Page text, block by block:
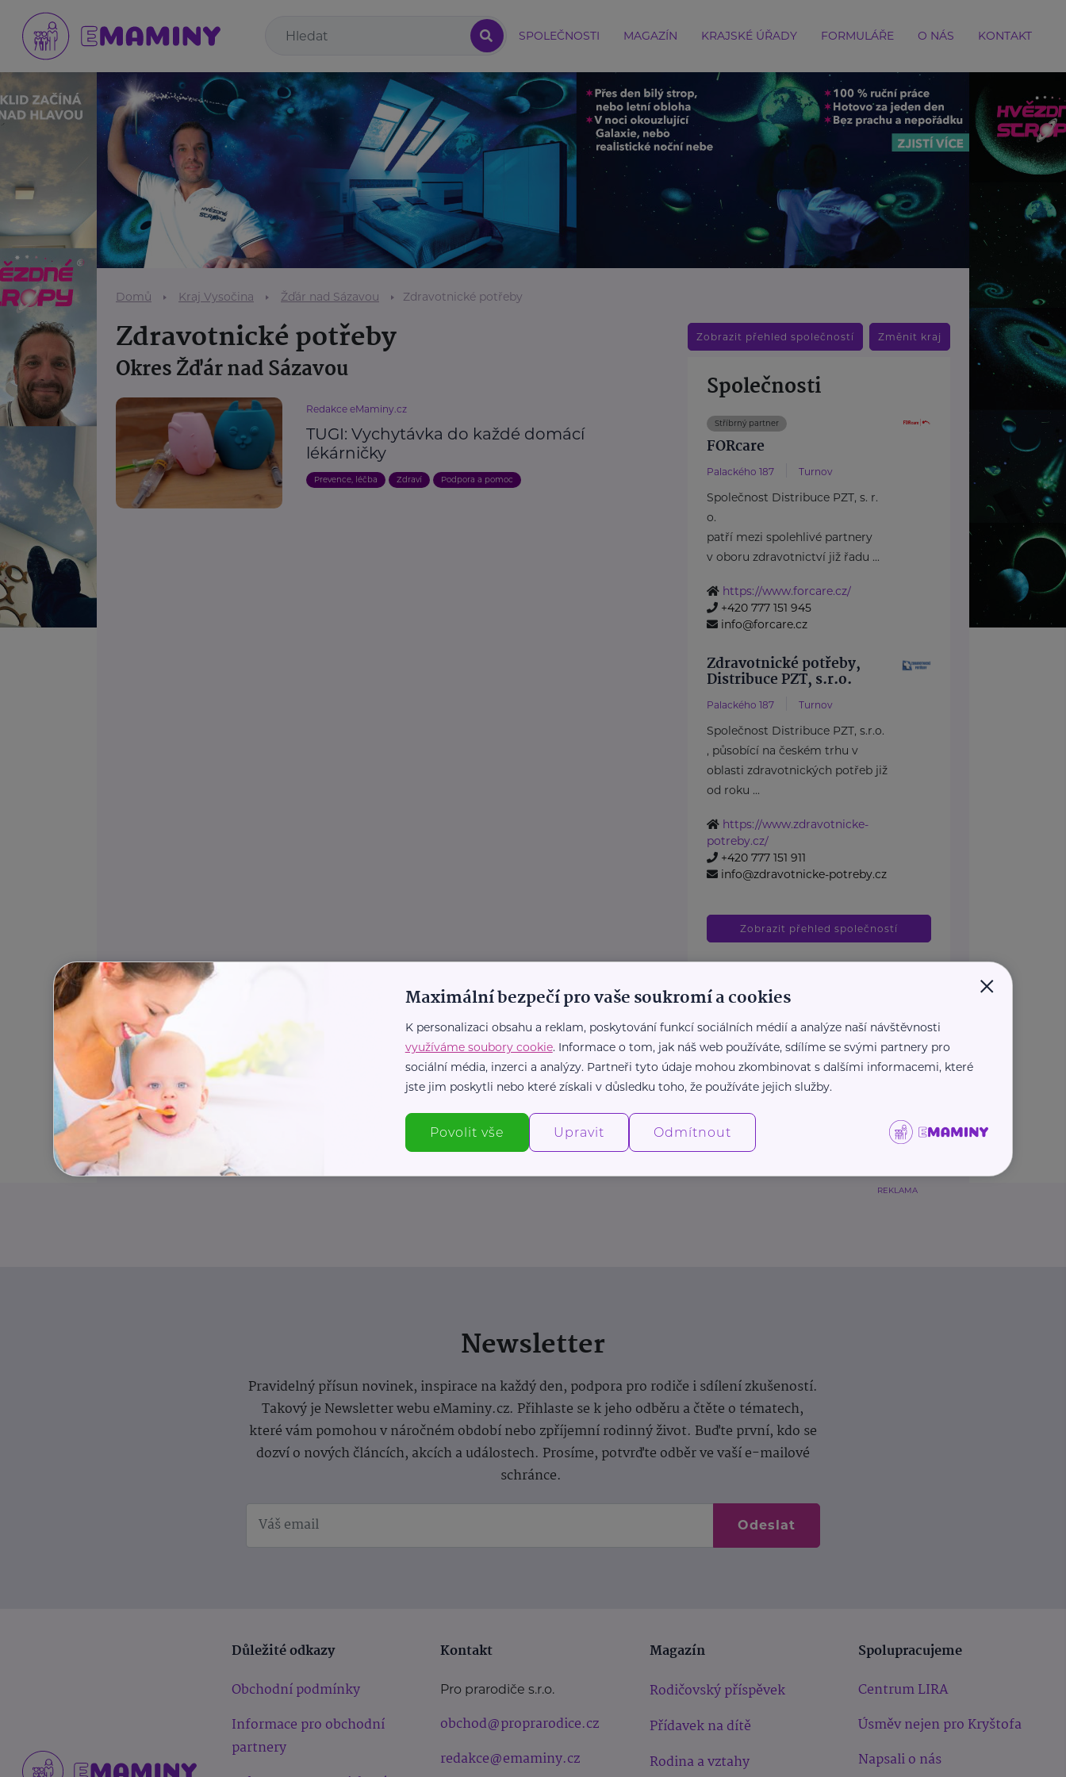
SPOLEČNOSTI MAGAZÍN KRAJSKÉ ÚŘADY FORMULÁŘE O NÁS KONTAKT
Domů Kraj Vysočina Žďár nad Sázavou Zdravotnické potřeby
Zdravotnické potřeby
Okres Žďár nad Sázavou
Redakce eMaminy.cz
TUGI: Vychytávka do každé domácí
lékárničky
Prevence, léčba Zdraví Podpora a pomoc
Zobrazit přehled společností Změnit kraj
Společnosti
Stříbrný partner
FORcare
Palackého 187 Turnov
Společnost Distribuce PZT, s. r.
o.
patří mezi spolehlivé partnery
v oboru zdravotnictví již řadu ...
https://www.forcare.cz/
+420 777 151 945
info@forcare.cz
Zdravotnické potřeby,
Distribuce PZT, s.r.o.
Palackého 187 Turnov
Společnost Distribuce PZT, s.r.o.
, působící na českém trhu v
oblasti zdravotnických potřeb již
od roku ...
https://www.zdravotnicke-
potreby.cz/
+420 777 151 911
info@zdravotnicke-potreby.cz
Zobrazit přehled společností
REKLAMA
Newsletter
Pravidelný přísun novinek, inspirace na každý den, podpora pro rodiče i sdílení zkušeností.
Takový je Newsletter webu eMaminy.cz. Přihlaste se k jeho odběru a čtěte o tématech,
které vám pomohou v náročném období nebo zpříjemní rodinný život. Buďte první, kdo se
dozví o nových článcích, akcích a událostech. Prosíme, potvrďte odběr ve vaší e-mailové
schránce.
Odeslat
Důležité odkazy
Obchodní podmínky
Informace pro obchodní
partnery
Kontakt
Pro prarodiče s.r.o.
obchod@proprarodice.cz
redakce@emaminy.cz
Magazín
Rodičovský příspěvek
Přídavek na dítě
Rodina a vztahy
Spolupracujeme
Centrum LIRA
Úsměv nejen pro Kryštofa
Napsali o nás
×
Maximální bezpečí pro vaše soukromí a cookies
K personalizaci obsahu a reklam, poskytování funkcí sociálních médií a analýze naší návštěvnosti
využíváme soubory cookie. Informace o tom, jak náš web používáte, sdílíme se svými partnery pro
sociální média, inzerci a analýzy. Partneři tyto údaje mohou zkombinovat s dalšími informacemi, které
jste jim poskytli nebo které získali v důsledku toho, že používáte jejich služby.
Povolit vše Upravit Odmítnout